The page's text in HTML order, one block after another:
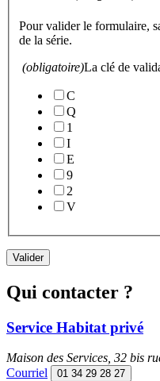
Pour valider le formulaire,
de la série.
(obligatoire)La clé de
C
Q
1
I
E
9
2
V
Valider
Qui contacter ?
Service Habitat privé
Maison des Services, 32 bis
Courriel
01 34 29 28 27